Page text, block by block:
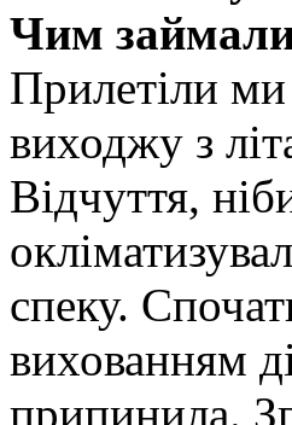
Чим
Прилетіли
виходжу з
Відчуття,
спеку.
вихованням
припинила.